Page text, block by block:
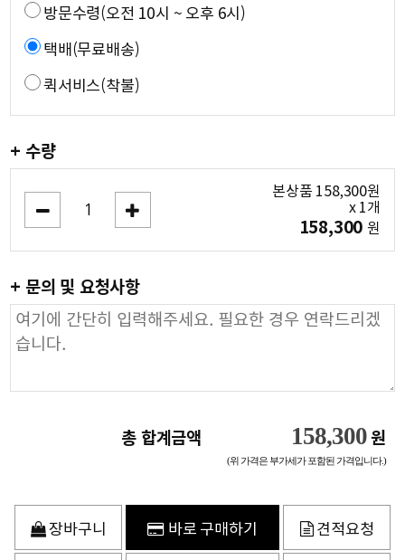
방문수령(오전 10시 ~ 오후 6시)
택배(무료배송)
퀵서비스(착불)
+ 수량
본상품 158,300원
x 1개
158,300 원
+ 문의 및 요청사항
총 합계금액 158,300 원
(위 가격은 부가세가 포함된 가격입니다.)
장바구니 바로 구매하기 견적요청